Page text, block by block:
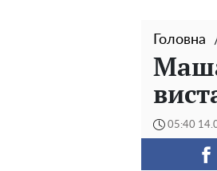
Головна
05:40